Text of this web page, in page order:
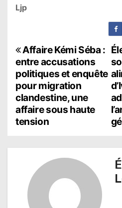
Ljp
N
a
v
i
g
a
Affaire Kémi Séba :
entre accusations
politiques et enquête
pour migration
clandestine, une
affaire sous haute
tension